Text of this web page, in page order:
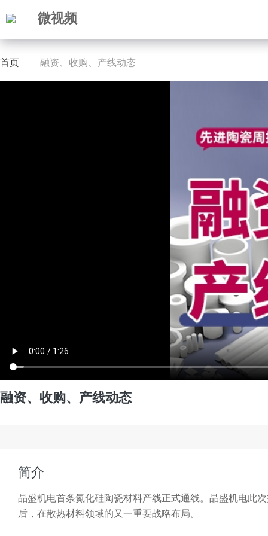
微视频
首页 融资、收购、产线动态
融资、收购、产线动态
简介
晶盛机电首条氮化硅陶瓷材料产线正式通线。晶盛机电此
后，在散热材料领域的又一重要战略布局。